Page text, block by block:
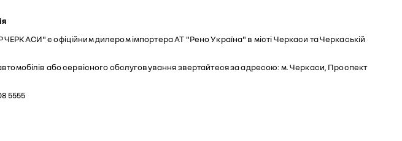
є офіційним дилером імпортера АТ "Рено Україна" в місті Черкаси та Черкаській
або сервісного обслуговування звертайтеся за адресою: м. Черкаси, Проспект
5555